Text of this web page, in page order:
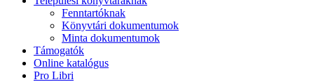
Fenntartóknak
Könyvtári dokumentumok
Minta dokumentumok
Támogatók
Online katalógus
Pro Libri